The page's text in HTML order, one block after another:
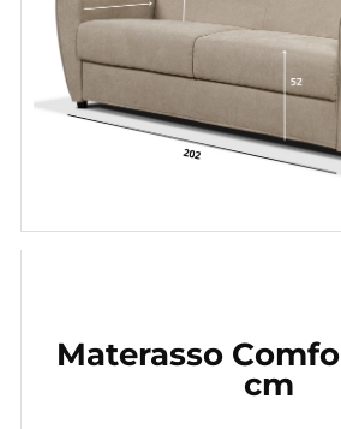
Materasso
cm